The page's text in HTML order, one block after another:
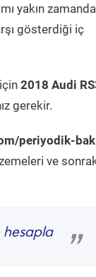
yakın zamanda
gösterdiği iç
2018 Audi
gerekir.
periyodik-
ve
hesapla
”